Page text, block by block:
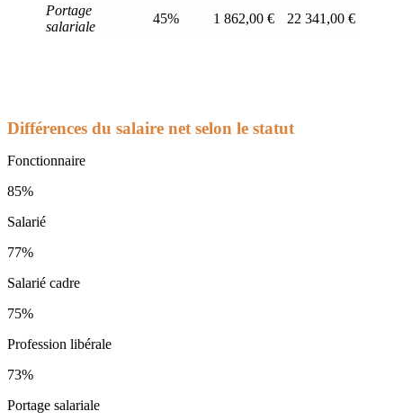
Portage
salariale
45% 1 862,00 € 22 341,00 €
Différences du salaire net selon le statut
Fonctionnaire
85%
Salarié
77%
Salarié cadre
75%
Profession libérale
73%
Portage salariale